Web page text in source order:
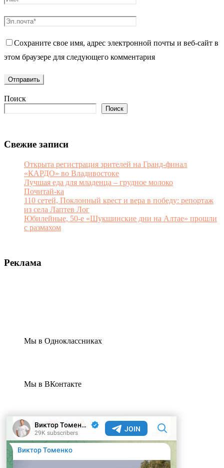
Сохраните свое имя, адрес электронной почты и веб-сайт в
этом браузере для следующего комментария
Поиск
Поиск
Свежие записи
Открыта регистрация зрителей на Гранд-финал
«КАРДО» во Владивостоке
Лучшая еда для младенца – грудное молоко
Почитай-ка
110 сетей, Поклонный крест и вера в победу: репортаж
из села Лаптев Лог
Юбилейные, 50-е «Шукшинские дни на Алтае» прошли
с размахом
Реклама
Мы в Одноклассниках
Мы в ВКонтакте